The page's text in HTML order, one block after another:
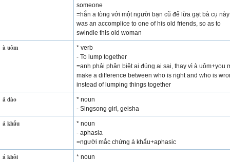
someone
=hắn a tòng với một người bạn cũ để lừa gạt bà cụ
was an accomplice to one of his old friends, so as to
swindle this old woman
à uôm
* verb
- To lump together
=anh phải phân biệt ai đúng ai sai, thay vì à uôm+you
make a difference between who is right and who is
instead of lumping things together
ả đào
* noun
- Singsong girl, geisha
á khẩu
* noun
- aphasia
=người mắc chứng á khẩu+aphasic
á khôi
* noun